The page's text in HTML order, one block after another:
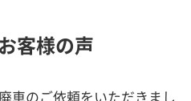
客様の声
車のご依頼をいただきまし